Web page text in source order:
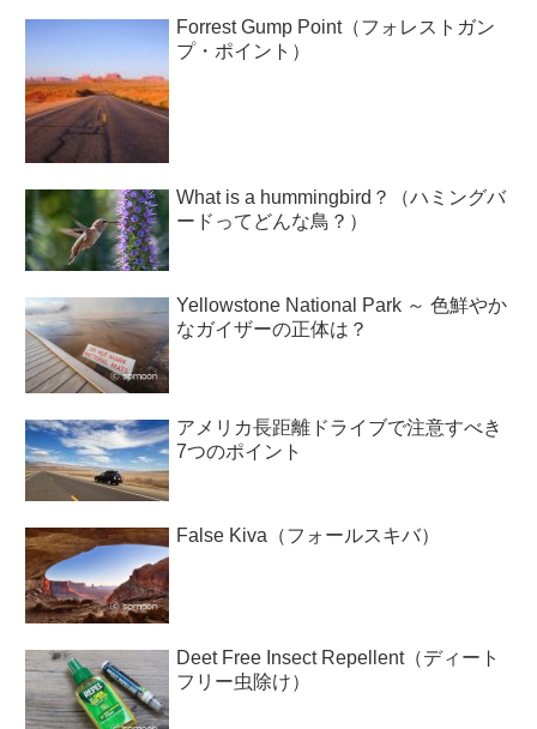
Forrest Gump Point（フォレストガン
プ・ポイント）
What is a hummingbird？（ハミングバ
ードってどんな鳥？）
Yellowstone National Park ～ 色鮮やか
なガイザーの正体は？
アメリカ長距離ドライブで注意すべき
7つのポイント
False Kiva（フォールスキバ）
Deet Free Insect Repellent（ディート
フリー虫除け）